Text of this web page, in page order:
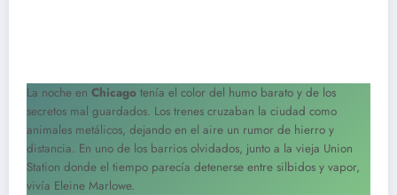
La noche en Chicago tenía el color del humo barato y de los
secretos mal guardados. Los trenes cruzaban la ciudad como
animales metálicos, dejando en el aire un rumor de hierro y
distancia. En uno de los barrios olvidados, junto a la vieja Union
Station donde el tiempo parecía detenerse entre silbidos y vapor,
vivía Eleine Marlowe.